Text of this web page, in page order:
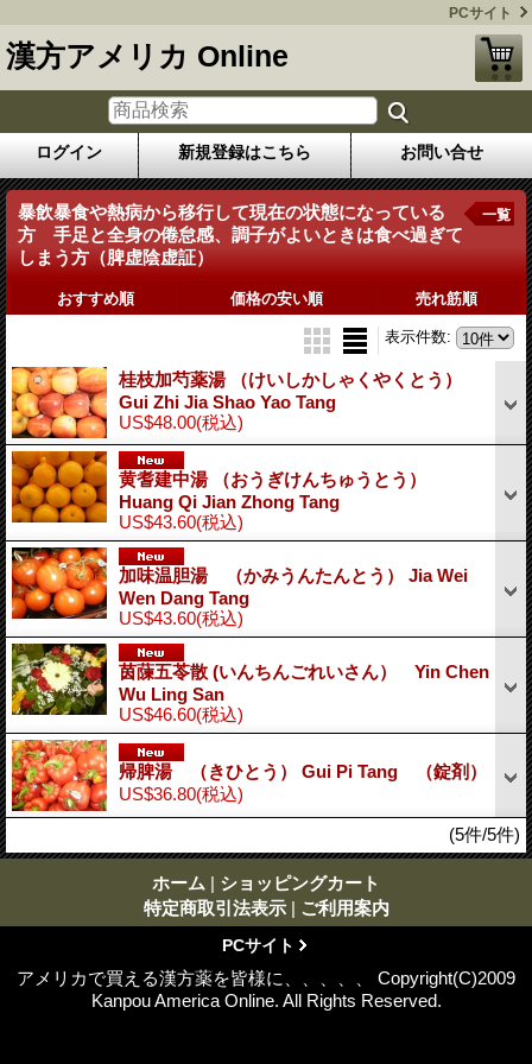
PCサイト
漢方アメリカ Online
ログイン 新規登録はこちら お問い合せ
暴飲暴食や熱病から移行して現在の状態になっている
方 手足と全身の倦怠感、調子がよいときは食べ過ぎて
しまう方（脾虚陰虚証）
一覧
おすすめ順 価格の安い順 売れ筋順
表示件数:
桂枝加芍薬湯 （けいしかしゃくやくとう）
Gui Zhi Jia Shao Yao Tang
US$48.00(税込)
黄耆建中湯 （おうぎけんちゅうとう）
Huang Qi Jian Zhong Tang
US$43.60(税込)
加味温胆湯 （かみうんたんとう） Jia Wei
Wen Dang Tang
US$43.60(税込)
茵蔯五苓散 (いんちんごれいさん） Yin Chen
Wu Ling San
US$46.60(税込)
帰脾湯 （きひとう） Gui Pi Tang （錠剤）
US$36.80(税込)
(5件/5件)
ホーム | ショッピングカート
特定商取引法表示 | ご利用案内
PCサイト
アメリカで買える漢方薬を皆様に、、、、、 Copyright(C)2009
Kanpou America Online. All Rights Reserved.